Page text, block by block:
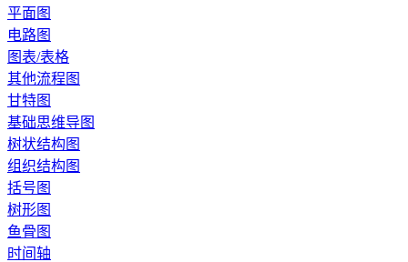
平面图
电路图
图表/表格
其他流程图
甘特图
基础思维导图
树状结构图
组织结构图
括号图
树形图
鱼骨图
时间轴